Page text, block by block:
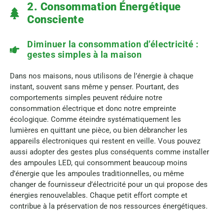
2. Consommation Énergétique
Consciente
Diminuer la consommation d’électricité :
gestes simples à la maison
Dans nos maisons, nous utilisons de l’énergie à chaque
instant, souvent sans même y penser. Pourtant, des
comportements simples peuvent réduire notre
consommation électrique et donc notre empreinte
écologique. Comme éteindre systématiquement les
lumières en quittant une pièce, ou bien débrancher les
appareils électroniques qui restent en veille. Vous pouvez
aussi adopter des gestes plus conséquents comme installer
des ampoules LED, qui consomment beaucoup moins
d’énergie que les ampoules traditionnelles, ou même
changer de fournisseur d’électricité pour un qui propose des
énergies renouvelables. Chaque petit effort compte et
contribue à la préservation de nos ressources énergétiques.